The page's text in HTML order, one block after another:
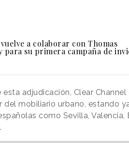
a colaborar con Thomas
para su primera campaña de
esta adjudicación, Clear
del mobiliario urbano, estando
como Sevilla, Valencia,